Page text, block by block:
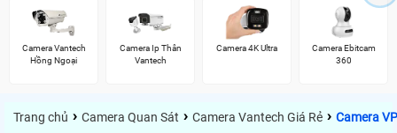
Camera Vantech
Hồng Ngoại
Camera Ip Thân
Vantech
Camera 4K Ultra
Camera Ebitcam
360
Trang chủ › Camera Quan Sát › Camera Vantech Giá Rẻ › Camera